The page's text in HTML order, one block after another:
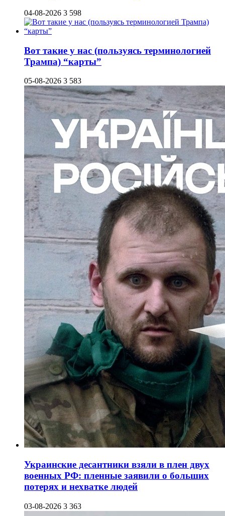
04-08-2026 3 598
Вот такие у нас (пользуясь терминологией
Трампа) “карты”
05-08-2026 3 583
Украинские десантники взяли в плен двух
военных РФ: пленные заявили о больших
потерях и нехватке людей
03-08-2026 3 363